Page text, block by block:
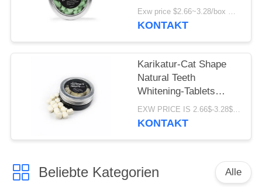
gesundheitliche
schlauchlos
Exw price $2.66~3.28/box MOQ:5000 Kästen
KONTAKT
Karikatur-Cat Shape
Natural Teeth
Whitening-Tablets
werden Atem-Kasten-
Paket frisch
EXW PRICE IS 2.66$-3.28$/BOTTLE MOQ:Kasten 60pcs *100
KONTAKT
Beliebte Kategorien Alle